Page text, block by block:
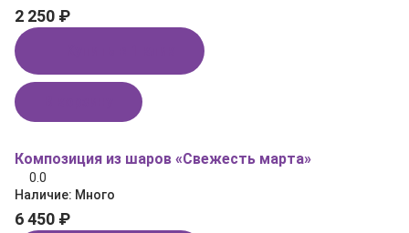
2 250 ₽
Композиция из шаров «Свежесть марта»
0.0
Наличие: Много
6 450 ₽